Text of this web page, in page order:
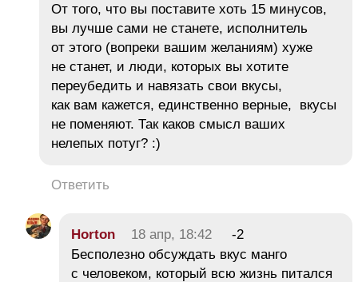
От того, что вы поставите хоть 15 минусов,
вы лучше сами не станете, исполнитель
от этого (вопреки вашим желаниям) хуже
не станет, и люди, которых вы хотите
переубедить и навязать свои вкусы,
как вам кажется, единственно верные, вкусы
не поменяют. Так каков смысл ваших
нелепых потуг? :)
Ответить
Horton 18 апр, 18:42
-2
Бесполезно обсуждать вкус манго
с человеком, который всю жизнь питался